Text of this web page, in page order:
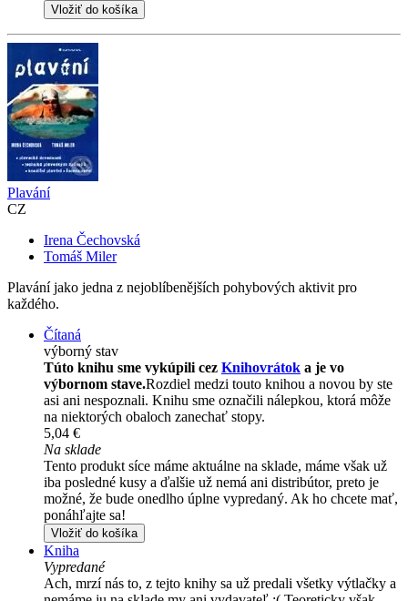
Vložiť do košíka
Plavání
CZ
Irena Čechovská
Tomáš Miler
Plavání jako jedna z nejoblíbenějších pohybových aktivit pro
každého.
Čítaná
výborný stav
Túto knihu sme vykúpili cez Knihovrátok a je vo
výbornom stave.Rozdiel medzi touto knihou a novou by ste
asi ani nespoznali. Knihu sme označili nálepkou, ktorá môže
na niektorých obaloch zanechať stopy.
5,04 €
Na sklade
Tento produkt síce máme aktuálne na sklade, máme však už
iba posledné kusy a ďalšie už nemá ani distribútor, preto je
možné, že bude onedlho úplne vypredaný. Ak ho chcete mať,
ponáhľajte sa!
Vložiť do košíka
Kniha
Vypredané
Ach, mrzí nás to, z tejto knihy sa už predali všetky výtlačky a